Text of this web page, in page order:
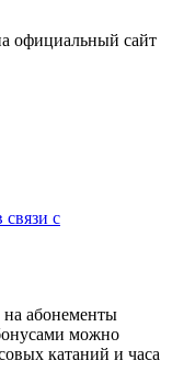
официальный сайт
с
абонементы
можно
катаний и часа